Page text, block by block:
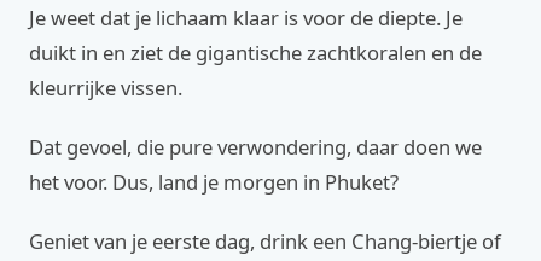
Je weet dat je lichaam klaar is voor de diepte. Je
duikt in en ziet de gigantische zachtkoralen en de
kleurrijke vissen.
Dat gevoel, die pure verwondering, daar doen we
het voor. Dus, land je morgen in Phuket?
Geniet van je eerste dag, drink een Chang-biertje of